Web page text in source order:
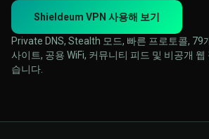
Shieldeum VPN 사용해 보기
Private DNS, Stealth 모드, 빠른 프로토콜, 79
사이트, 공용 WiFi, 커뮤니티 피드 및 비공개
습니다.